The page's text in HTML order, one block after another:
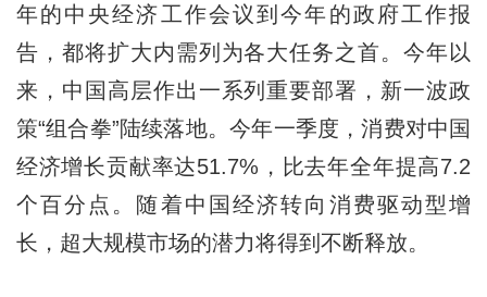
年的中央经济工作会议到今年的政府工作报
告，都将扩大内需列为各大任务之首。今年以
来，中国高层作出一系列重要部署，新一波政
策“组合拳”陆续落地。今年一季度，消费对中国
经济增长贡献率达51.7%，比去年全年提高7.2
个百分点。随着中国经济转向消费驱动型增
长，超大规模市场的潜力将得到不断释放。